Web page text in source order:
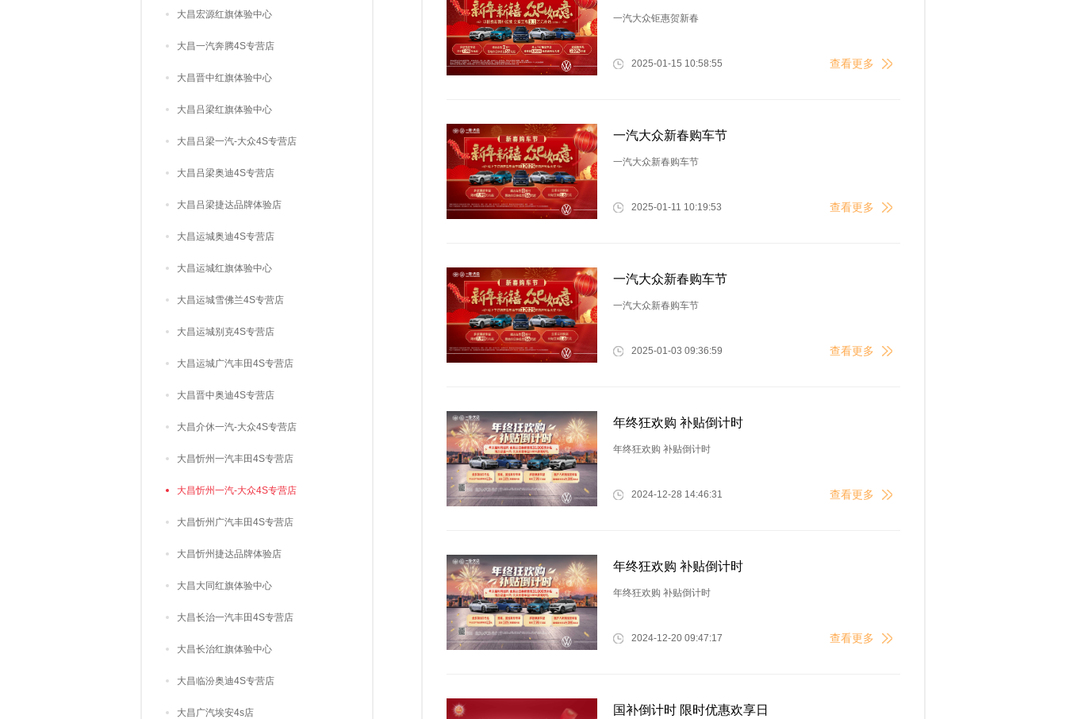
大昌宏源红旗体验中心
大昌一汽奔腾4S专营店
大昌晋中红旗体验中心
大昌吕梁红旗体验中心
大昌吕梁一汽-大众4S专营店
大昌吕梁奥迪4S专营店
大昌吕梁捷达品牌体验店
大昌运城奥迪4S专营店
大昌运城红旗体验中心
大昌运城雪佛兰4S专营店
大昌运城别克4S专营店
大昌运城广汽丰田4S专营店
大昌晋中奥迪4S专营店
大昌介休一汽-大众4S专营店
大昌忻州一汽丰田4S专营店
大昌忻州一汽-大众4S专营店
大昌忻州广汽丰田4S专营店
大昌忻州捷达品牌体验店
大昌大同红旗体验中心
大昌长治一汽丰田4S专营店
大昌长治红旗体验中心
大昌临汾奥迪4S专营店
大昌广汽埃安4s店
一汽大众钜惠贺新春
2025-01-15 10:58:55 查看更多
一汽大众新春购车节
一汽大众新春购车节
2025-01-11 10:19:53 查看更多
一汽大众新春购车节
一汽大众新春购车节
2025-01-03 09:36:59 查看更多
年终狂欢购 补贴倒计时
年终狂欢购 补贴倒计时
2024-12-28 14:46:31 查看更多
年终狂欢购 补贴倒计时
年终狂欢购 补贴倒计时
2024-12-20 09:47:17 查看更多
国补倒计时 限时优惠欢享日